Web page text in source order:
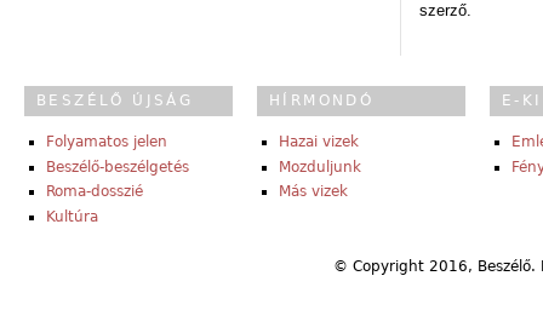
szerző.
BESZÉLŐ ÚJSÁG
Folyamatos jelen
Beszélő-beszélgetés
Roma-dosszié
Kultúra
HÍRMONDÓ
Hazai vizek
Mozduljunk
Más vizek
E-
© Copyright 2016,